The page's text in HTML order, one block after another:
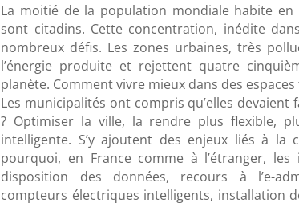
La moitié de la population mondiale habite en
sont citadins. Cette concentration, inédite
nombreux défis. Les zones urbaines, très
l’énergie produite et rejettent quatre
planète. Comment vivre mieux dans des
Les municipalités ont compris qu’elles devaient
? Optimiser la ville, la rendre plus flexible,
intelligente. S’y ajoutent des enjeux liés à la
pourquoi, en France comme à l’étranger,
disposition des données, recours à l’e-
compteurs électriques intelligents, installation